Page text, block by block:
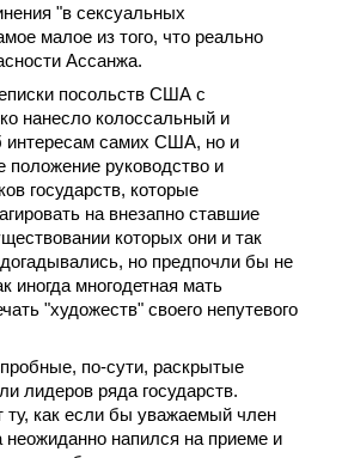
"в сексуальных
малое из того, что реально
Ассанжа.
посольств США с
нанесло колоссальный и
интересам самих США, но и
положение руководство и
государств, которые
на внезапно ставшие
которых они и так
но предпочли бы не
иногда многодетная мать
"художеств" своего непутевого
по-сути, раскрытые
лидеров ряда государств.
ту, как если бы уважаемый член
неожиданно напился на приеме и